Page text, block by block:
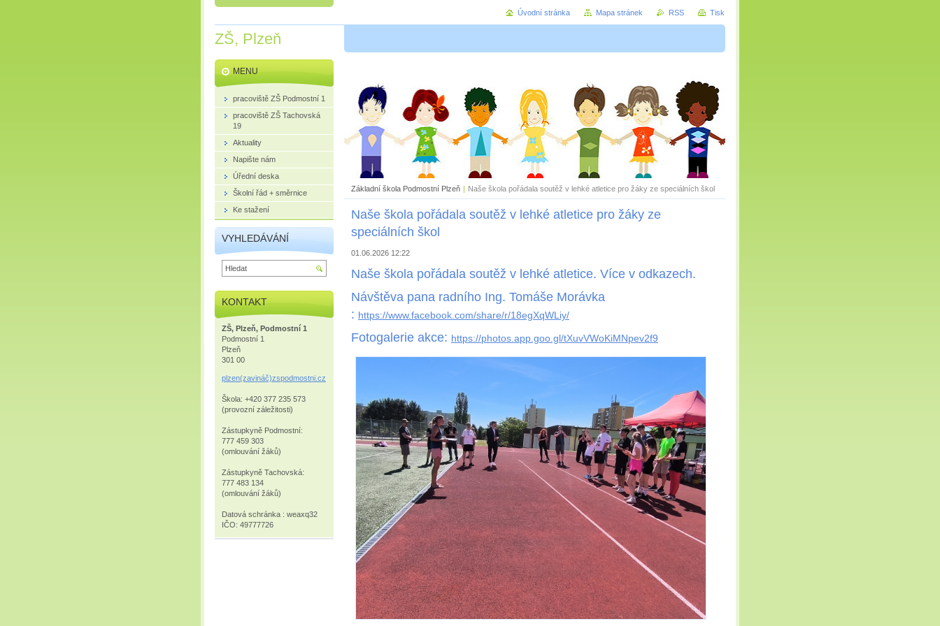
ZŠ, Plzeň
Základní škola Podmostní Plzeň | Naše škola pořádala soutěž v lehké atletice pro žáky ze speciálních škol
Naše škola pořádala soutěž v lehké atletice pro žáky ze
speciálních škol
01.06.2026 12:22
Naše škola pořádala soutěž v lehké atletice. Více v odkazech.
Návštěva pana radního Ing. Tomáše Morávka
: https://www.facebook.com/share/r/18egXqWLiy/
Fotogalerie akce: https://photos.app.goo.gl/tXuvVWoKiMNpev2f9
MENU
pracoviště ZŠ Podmostní 1
pracoviště ZŠ Tachovská
19
Aktuality
Napište nám
Úřední deska
Školní řád + směrnice
Ke stažení
VYHLEDÁVÁNÍ
KONTAKT
ZŠ, Plzeň, Podmostní 1
Podmostní 1
Plzeň
301 00
plzen(zavináč)zspodmostni.cz
Škola: +420 377 235 573
(provozní záležitosti)
Zástupkyně Podmostní:
777 459 303
(omlouvání žáků)
Zástupkyně Tachovská:
777 483 134
(omlouvání žáků)
Datová schránka : weaxq32
IČO: 49777726
Úvodní stránka Mapa stránek RSS Tisk